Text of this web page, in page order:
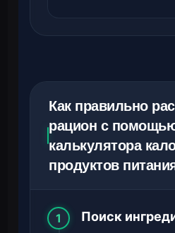
Как правильно
рацион с
калькулятора
продуктов
1 Поиск